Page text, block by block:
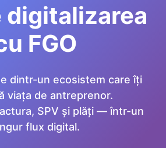
digitalizarea
FGO
dintr-un ecosistem care îți
viața de antreprenor.
SPV și plăți — într-un
flux digital.